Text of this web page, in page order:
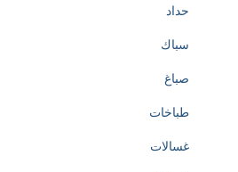
حداد
سباك
صباغ
طباخات
غسالات